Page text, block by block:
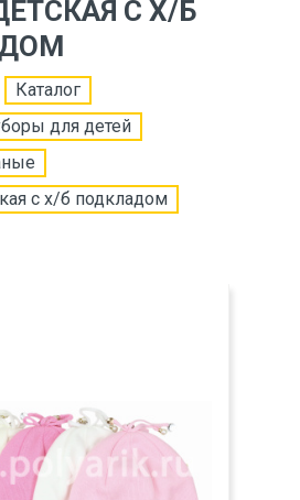
С Х/Б
Каталог
для детей
с х/б подкладом